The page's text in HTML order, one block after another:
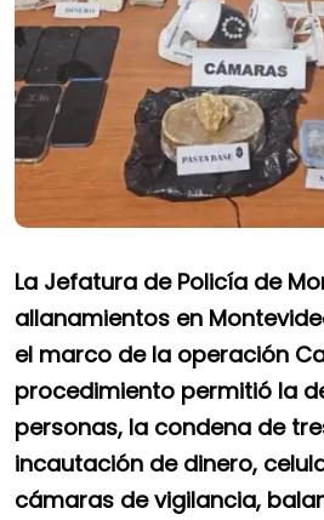
La Jefatura de Policía de
allanamientos en
el marco de la operación
procedimiento permitió la
personas, la condena de
incautación de dinero,
cámaras de vigilancia,